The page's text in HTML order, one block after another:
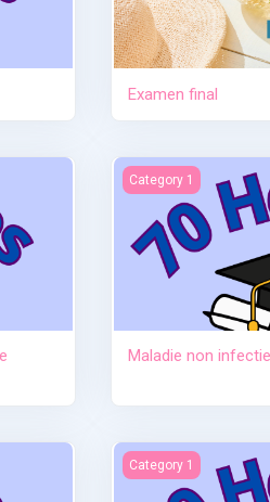
Examen final
Maladie non
Category 1
Maladie non
au sevrage)Anatomie et
Category 1